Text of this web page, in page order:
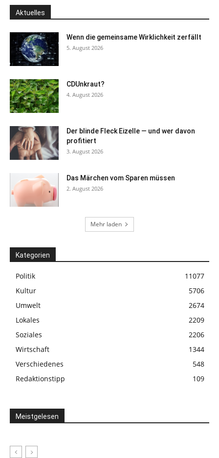
Aktuelles
Wenn die gemeinsame Wirklichkeit zerfällt
5. August 2026
CDUnkraut?
4. August 2026
Der blinde Fleck Eizelle — und wer davon
profitiert
3. August 2026
Das Märchen vom Sparen müssen
2. August 2026
Mehr laden
Kategorien
Politik
11077
Kultur
5706
Umwelt
2674
Lokales
2209
Soziales
2206
Wirtschaft
1344
Verschiedenes
548
Redaktionstipp
109
Meistgelesen